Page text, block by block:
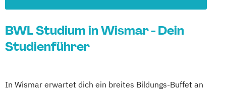
BWL Studium in Wismar - Dein
Studienführer
In Wismar erwartet dich ein breites Bildungs-Buffet an